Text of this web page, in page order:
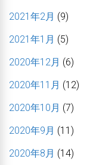
2021年2月 (9)
2021年1月 (5)
2020年12月 (6)
2020年11月 (12)
2020年10月 (7)
2020年9月 (11)
2020年8月 (14)